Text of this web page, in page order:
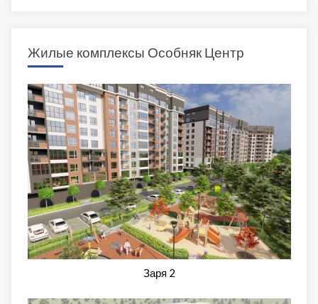
Жилые комплексы Особняк Центр
Заря 2